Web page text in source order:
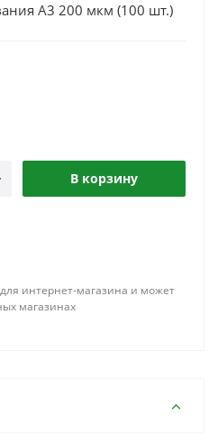
A3 200 мкм (100 шт.)
В корзину
интернет-магазина и может
магазинах